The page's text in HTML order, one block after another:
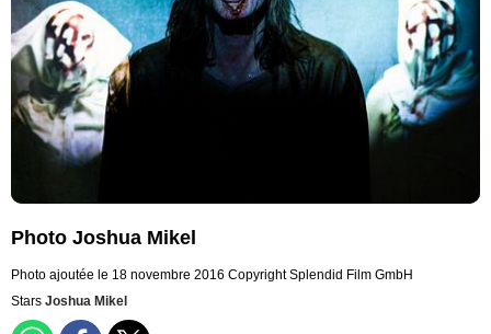
Photo Joshua Mikel
Photo ajoutée le 18 novembre 2016 Copyright Splendid Film GmbH
Stars Joshua Mikel